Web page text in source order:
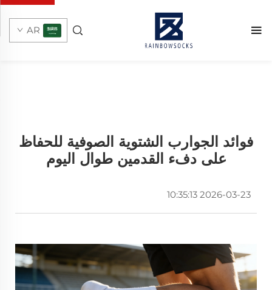
AR
فوائد الجوارب الشتوية الصوفية للحفاظ
على دفء القدمين طوال اليوم
2026-03-23 10:35:13